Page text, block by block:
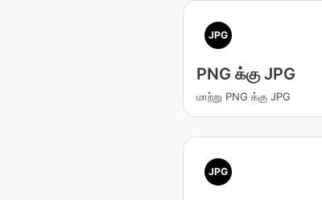
JPG
PNG க்கு JPG
மாற்று PNG க்கு JPG
JPG